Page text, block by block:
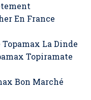
En France
La Dinde
Topiramate
Bon Marché